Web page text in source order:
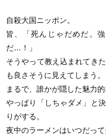
自殺大国ニッポン。
皆、「死んじゃだめだ。
だ…！」
そうやって教え込まれてき
も良さそうに見えてしまう。
まるで、誰かが隠した魅力
やっぱり「しちゃダメ」と
りがする。
夜中のラーメンはいつだって